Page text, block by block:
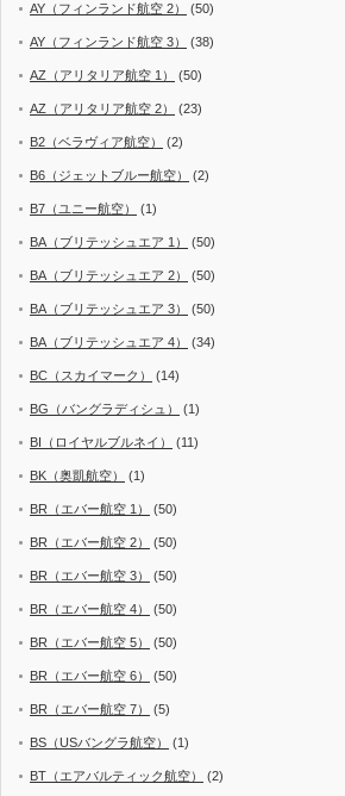
AY（フィンランド航空 2） (50)
AY（フィンランド航空 3） (38)
AZ（アリタリア航空 1） (50)
AZ（アリタリア航空 2） (23)
B2（ベラヴィア航空） (2)
B6（ジェットブルー航空） (2)
B7（ユニー航空） (1)
BA（ブリテッシュエア 1） (50)
BA（ブリテッシュエア 2） (50)
BA（ブリテッシュエア 3） (50)
BA（ブリテッシュエア 4） (34)
BC（スカイマーク） (14)
BG（バングラディシュ） (1)
BI（ロイヤルブルネイ） (11)
BK（奥凱航空） (1)
BR（エバー航空 1） (50)
BR（エバー航空 2） (50)
BR（エバー航空 3） (50)
BR（エバー航空 4） (50)
BR（エバー航空 5） (50)
BR（エバー航空 6） (50)
BR（エバー航空 7） (5)
BS（USバングラ航空） (1)
BT（エアバルティック航空） (2)